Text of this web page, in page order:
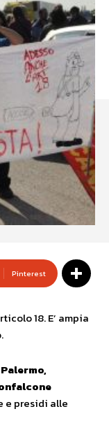
Pinterest
18. E’ ampia
Palermo,
e presidi alle